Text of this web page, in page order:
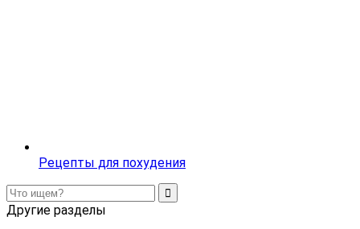
Рецепты для похудения
Другие разделы